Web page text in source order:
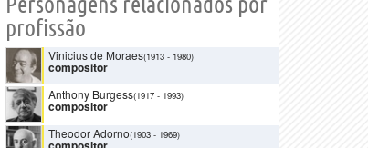
profissão
Vinicius de Moraes(1913 - 1980)
compositor
Anthony Burgess(1917 - 1993)
compositor
Theodor Adorno(1903 - 1969)